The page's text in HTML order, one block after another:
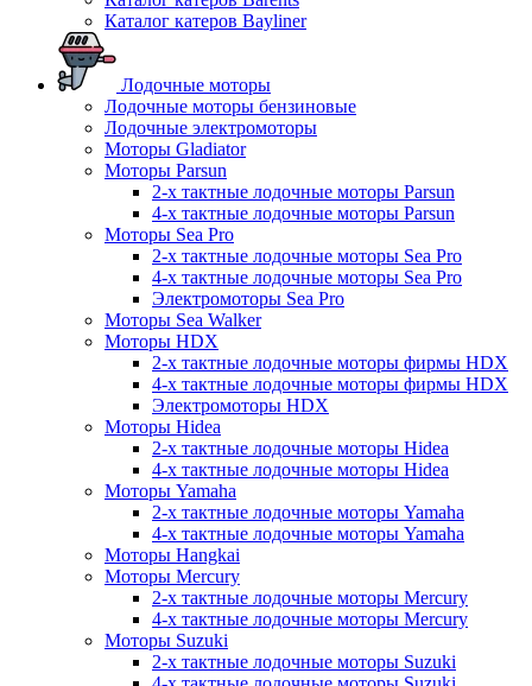
Каталог катеров Bayliner
Лодочные моторы
Лодочные моторы бензиновые
Лодочные электромоторы
Моторы Gladiator
Моторы Parsun
2-х тактные лодочные моторы Parsun
4-х тактные лодочные моторы Parsun
Моторы Sea Pro
2-х тактные лодочные моторы Sea Pro
4-х тактные лодочные моторы Sea Pro
Электромоторы Sea Pro
Моторы Sea Walker
Моторы HDX
2-х тактные лодочные моторы фирмы HDX
4-х тактные лодочные моторы фирмы HDX
Электромоторы HDX
Моторы Hidea
2-х тактные лодочные моторы Hidea
4-х тактные лодочные моторы Hidea
Моторы Yamaha
2-х тактные лодочные моторы Yamaha
4-х тактные лодочные моторы Yamaha
Моторы Hangkai
Моторы Mercury
2-х тактные лодочные моторы Mercury
4-х тактные лодочные моторы Mercury
Моторы Suzuki
2-х тактные лодочные моторы Suzuki